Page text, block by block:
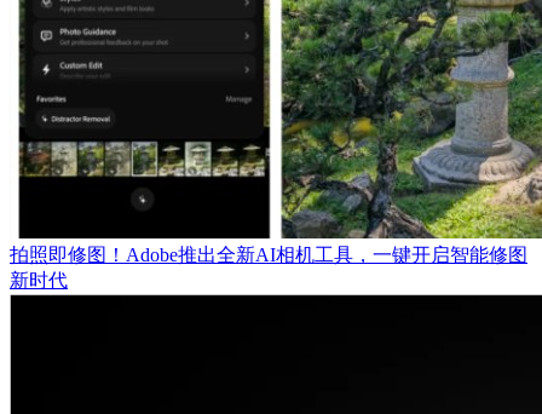
拍照即修图！Adobe推出全新AI相机工具，一键开启智能修图
新时代